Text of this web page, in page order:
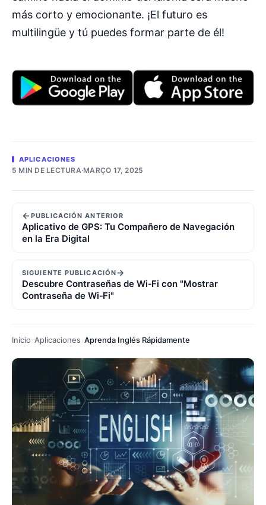
más corto y emocionante. ¡El futuro es
multilingüe y tú puedes formar parte de él!
APLICACIONES
5 MIN DE LECTURA·MARÇO 17, 2025
←PUBLICACIÓN ANTERIOR
Aplicativo de GPS: Tu Compañero de Navegación
en la Era Digital
SIGUIENTE PUBLICACIÓN→
Descubre Contraseñas de Wi‑Fi con "Mostrar
Contraseña de Wi‑Fi"
Início Aplicaciones Aprenda Inglés Rápidamente